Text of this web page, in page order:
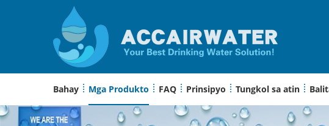
Bahay Mga Produkto FAQ Prinsipyo Tungkol sa atin